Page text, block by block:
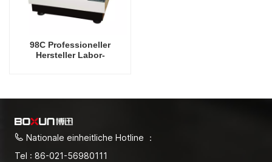
98C Professioneller
Hersteller Labor-
Nationale einheitliche Hotline ：
Tel : 86-021-56980111